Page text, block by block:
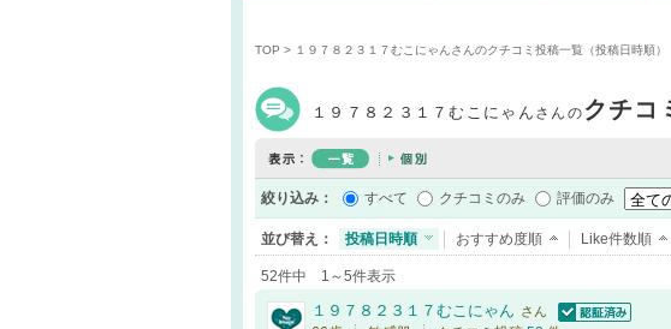
TOP > １９７８２３１７むこにゃんさんのクチコミ投稿一覧（投稿日時順）
１９７８２３１７むこにゃん さんのクチコ
絞り込み： すべて クチコミのみ 評価のみ
並び替え： 投稿日時順 おすすめ度順 Like件数順
52件中 1～5件表示
１９７８２３１７むこにゃん さん